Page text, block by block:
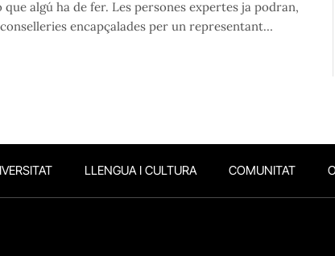
algú ha de fer. Les persones expertes ja podran,
encapçalades per un representant…
LLENGUA I CULTURA COMUNITAT